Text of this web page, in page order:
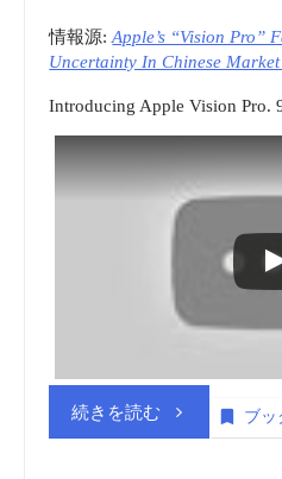
Says
|
情報源:Apple’s “Vision Pro”
Uncertainty In Chinese Market
Introducing Apple Vision Pro.
続きを読む“商 ブッ